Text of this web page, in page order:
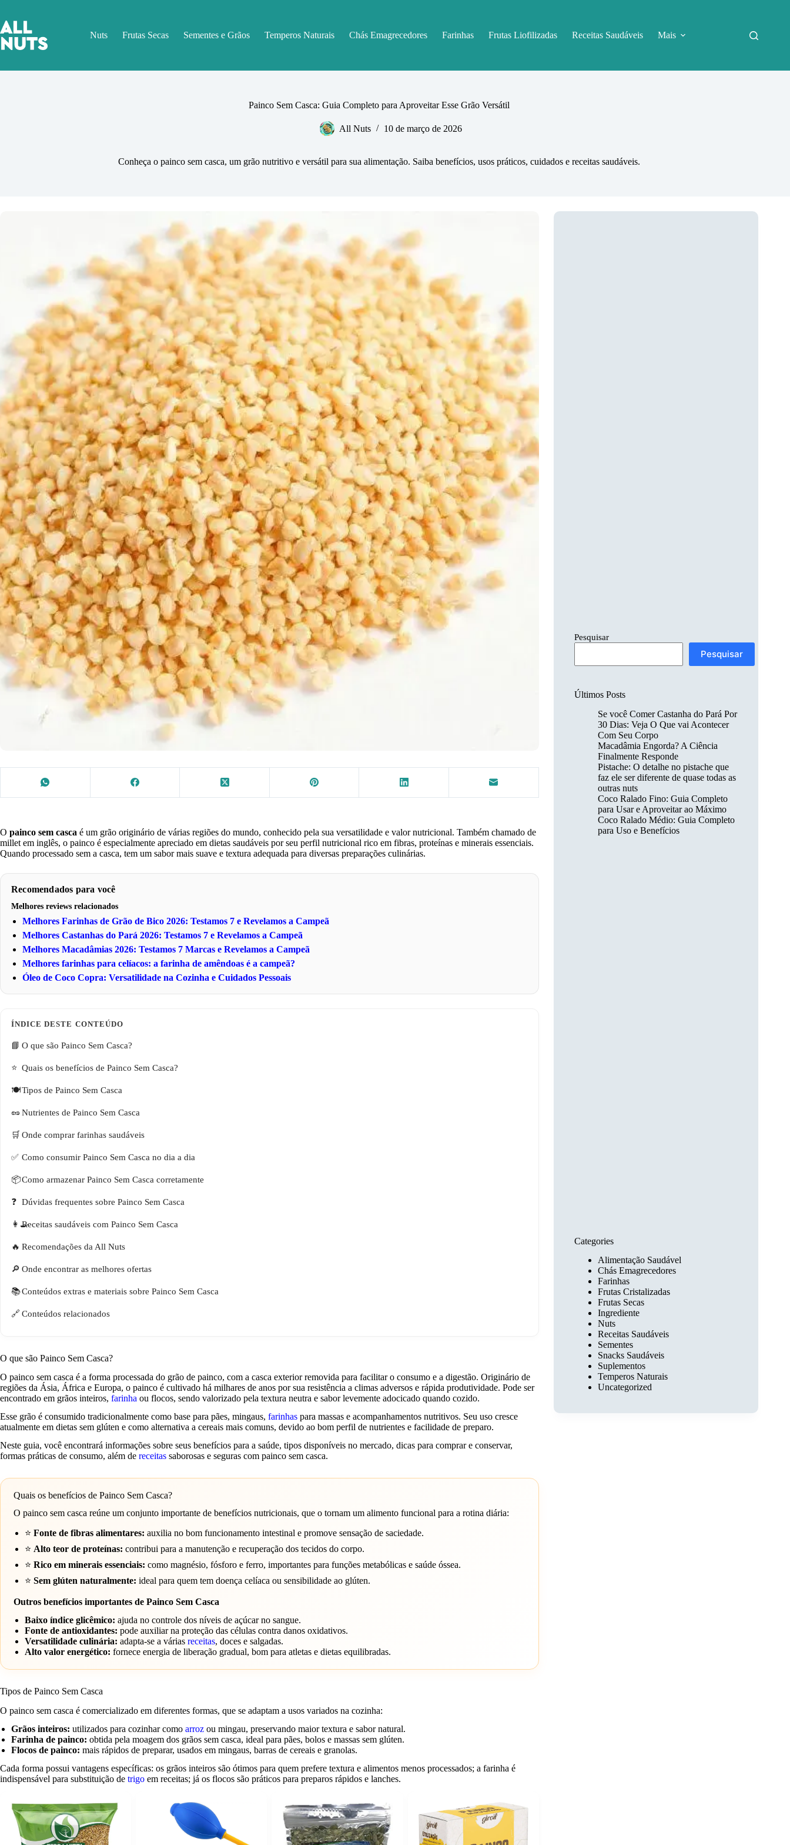
o
conteúdo
Nuts Frutas Secas Sementes e Grãos Temperos Naturais Chás Emagrecedores Farinhas Frutas Liofilizadas Receitas Saudáveis Mais
Painco Sem Casca: Guia Completo para Aproveitar Esse Grão Versátil
All Nuts 10 de março de 2026
Conheça o painco sem casca, um grão nutritivo e versátil para sua alimentação. Saiba benefícios, usos práticos, cuidados e receitas saudáveis.
O painco sem casca é um grão originário de várias regiões do mundo, conhecido pela sua versatilidade e valor nutricional. Também chamado de
millet em inglês, o painco é especialmente apreciado em dietas saudáveis por seu perfil nutricional rico em fibras, proteínas e minerais essenciais.
Quando processado sem a casca, tem um sabor mais suave e textura adequada para diversas preparações culinárias.
Recomendados para você
Melhores reviews relacionados
Melhores Farinhas de Grão de Bico 2026: Testamos 7 e Revelamos a Campeã
Melhores Castanhas do Pará 2026: Testamos 7 e Revelamos a Campeã
Melhores Macadâmias 2026: Testamos 7 Marcas e Revelamos a Campeã
Melhores farinhas para celíacos: a farinha de amêndoas é a campeã?
Óleo de Coco Copra: Versatilidade na Cozinha e Cuidados Pessoais
O que são Painco Sem Casca?
Quais os benefícios de Painco Sem Casca?
Tipos de Painco Sem Casca
Nutrientes de Painco Sem Casca
Onde comprar farinhas saudáveis
Como consumir Painco Sem Casca no dia a dia
Como armazenar Painco Sem Casca corretamente
Dúvidas frequentes sobre Painco Sem Casca
Receitas saudáveis com Painco Sem Casca
Recomendações da All Nuts
Onde encontrar as melhores ofertas
Conteúdos extras e materiais sobre Painco Sem Casca
Conteúdos relacionados
O que são Painco Sem Casca?
O painco sem casca é a forma processada do grão de painco, com a casca exterior removida para facilitar o consumo e a digestão. Originário de
regiões da Ásia, África e Europa, o painco é cultivado há milhares de anos por sua resistência a climas adversos e rápida produtividade. Pode ser
encontrado em grãos inteiros, farinha ou flocos, sendo valorizado pela textura neutra e sabor levemente adocicado quando cozido.
Esse grão é consumido tradicionalmente como base para pães, mingaus, farinhas para massas e acompanhamentos nutritivos. Seu uso cresce
atualmente em dietas sem glúten e como alternativa a cereais mais comuns, devido ao bom perfil de nutrientes e facilidade de preparo.
Neste guia, você encontrará informações sobre seus benefícios para a saúde, tipos disponíveis no mercado, dicas para comprar e conservar,
formas práticas de consumo, além de receitas saborosas e seguras com painco sem casca.
Quais os benefícios de Painco Sem Casca?
O painco sem casca reúne um conjunto importante de benefícios nutricionais, que o tornam um alimento funcional para a rotina diária:
⭐Fonte de fibras alimentares: auxilia no bom funcionamento intestinal e promove sensação de saciedade.
⭐ Alto teor de proteínas: contribui para a manutenção e recuperação dos tecidos do corpo.
⭐Rico em minerais essenciais: como magnésio, fósforo e ferro, importantes para funções metabólicas e saúde óssea.
⭐Sem glúten naturalmente: ideal para quem tem doença celíaca ou sensibilidade ao glúten.
Outros benefícios importantes de Painco Sem Casca
Baixo índice glicêmico: ajuda no controle dos níveis de açúcar no sangue.
Fonte de antioxidantes: pode auxiliar na proteção das células contra danos oxidativos.
Versatilidade culinária: adapta-se a váriasreceitas, doces e salgadas.
Alto valor energético: fornece energia de liberação gradual, bom para atletas e dietas equilibradas.
Tipos de Painco Sem Casca
O painco sem casca é comercializado em diferentes formas, que se adaptam a usos variados na cozinha:
Grãos inteiros: utilizados para cozinhar comoarroz ou mingau, preservando maior textura e sabor natural.
Farinha de painco: obtida pela moagem dos grãos sem casca, ideal para pães, bolos e massas sem glúten.
Flocos de painco: mais rápidos de preparar, usados em mingaus, barras de cereais e granolas.
Cada forma possui vantagens específicas: os grãos inteiros são ótimos para quem prefere textura e alimentos menos processados; a farinha é
indispensável para substituição de trigo em receitas; já os flocos são práticos para preparos rápidos e lanches.
Pesquisar
Pesquisar
Últimos Posts
Se você Comer Castanha do Pará Por
30 Dias: Veja O Que vai Acontecer
Com Seu Corpo
Macadâmia Engorda? A Ciência
Finalmente Responde
Pistache: O detalhe no pistache que
faz ele ser diferente de quase todas as
outras nuts
Coco Ralado Fino: Guia Completo
para Usar e Aproveitar ao Máximo
Coco Ralado Médio: Guia Completo
para Uso e Benefícios
Categories
Alimentação Saudável
Chás Emagrecedores
Farinhas
Frutas Cristalizadas
Frutas Secas
Ingrediente
Nuts
Receitas Saudáveis
Sementes
Snacks Saudáveis
Suplementos
Temperos Naturais
Uncategorized